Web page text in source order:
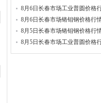
8月6日长春市场工业普圆价格
8月6日长春市场铬钼钢价格行
8月5日长春市场铬钼钢价格行
8月5日长春市场工业普圆价格